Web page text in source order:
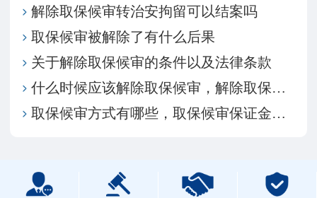
解除取保候审转治安拘留可以结案吗
取保候审被解除了有什么后果
关于解除取保候审的条件以及法律条款
什么时候应该解除取保候审，解除取保候审的程序是什么
取保候审方式有哪些，取保候审保证金会被退换吗？